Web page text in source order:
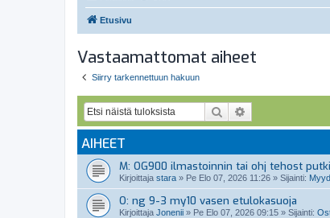
Etusivu
Vastaamattomat aiheet
Siirry tarkennettuun hakuun
Etsi
AIHEET
M: OG900 ilmastoinnin tai ohj tehost
Kirjoittaja stara » Pe Elo 07, 2026 11:26 » Sijainti:
O: ng 9-3 my10 vasen etulokasuoja
Kirjoittaja Jonenii » Pe Elo 07, 2026 09:15 » Sijainti: